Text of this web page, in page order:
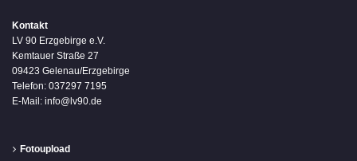
Kontakt
LV 90 Erzgebirge e.V.
Kemtauer Straße 27
09423 Gelenau/Erzgebirge
Telefon: 037297 7195
E-Mail: info@lv90.de
Fotoupload